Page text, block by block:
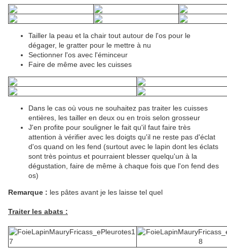
Tailler la peau et la chair tout autour de l'os pour le
dégager, le gratter pour le mettre à nu
Sectionner l'os avec l'éminceur
Faire de même avec les cuisses
Dans le cas où vous ne souhaitez pas traiter les cuisses
entières, les tailler en deux ou en trois selon grosseur
J'en profite pour souligner le fait qu'il faut faire très
attention à vérifier avec les doigts qu'il ne reste pas d'éclat
d'os quand on les fend (surtout avec le lapin dont les éclats
sont très pointus et pourraient blesser quelqu'un à la
dégustation, faire de même à chaque fois que l'on fend des
os)
Remarque : les pâtes avant je les laisse tel quel
Traiter les abats :